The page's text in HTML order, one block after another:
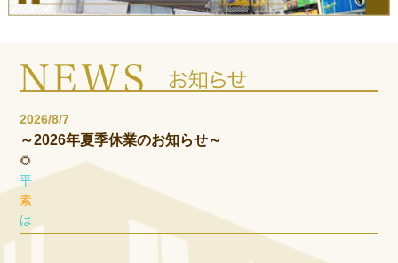
2026/8/7
～2026年夏季休業のお知らせ～
🌻
平
素
は